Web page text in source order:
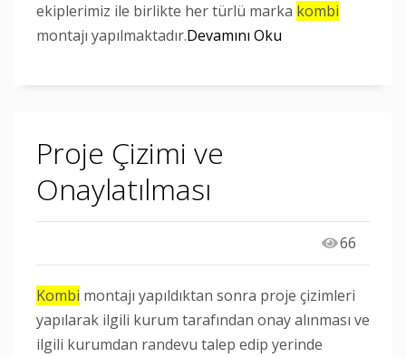
ekiplerimiz ile birlikte her türlü marka kombi
montajı yapılmaktadır.Devamını Oku
Proje Çizimi ve
Onaylatılması
66
Kombi montajı yapıldıktan sonra proje çizimleri
yapılarak ilgili kurum tarafından onay alınması ve
ilgili kurumdan randevu talep edip yerinde